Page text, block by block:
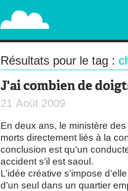
PAPERPLANE
STREET, AMBIENT, GUÉRILLA MARKETING
Résultats pour le tag :
J'ai combien de
21 Août 2009
En deux ans, le ministère
morts directement liés à la
conclusion est qu’un
accident s’il est saoul.
L’idée créative s’impose
d’un seul dans un quartier